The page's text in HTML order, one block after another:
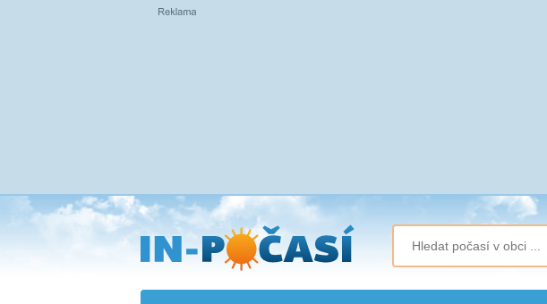
Přejít
na
hlavní
obsah